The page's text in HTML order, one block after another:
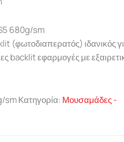
680g/sm
(φωτοδιαπερατός) ιδανικός
backlit εφαρμογές με
smΚατηγορία: Μουσαμάδες -